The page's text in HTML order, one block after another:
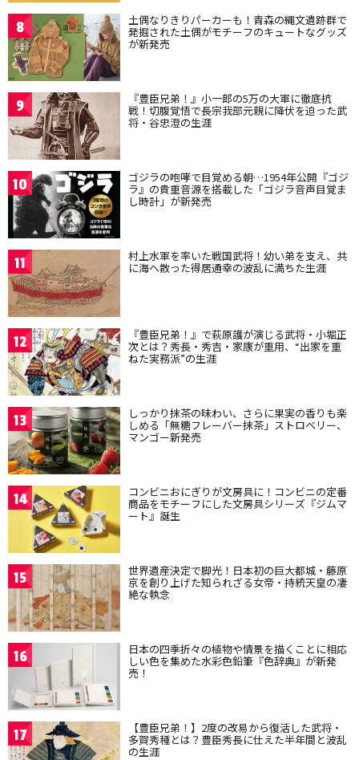
8 土偶なりきりパーカーも！青森の縄文遺跡群で
発掘された土偶がモチーフのキュートなグッズ
が新発売
9 『豊臣兄弟！』小一郎の5万の大軍に徹底抗
戦！切腹覚悟で長宗我部元親に降伏を迫った武
将・谷忠澄の生涯
10 ゴジラの咆哮で目覚める朝…1954年公開『ゴジ
ラ』の貴重音源を搭載した「ゴジラ音声目覚ま
し時計」が新発売
11 村上水軍を率いた戦国武将！幼い弟を支え、共
に海へ散った得居通幸の波乱に満ちた生涯
12 『豊臣兄弟！』で萩原護が演じる武将・小堀正
次とは？秀長・秀吉・家康が重用、“出家を重
ねた実務派”の生涯
13 しっかり抹茶の味わい、さらに果実の香りも楽
しめる「無糖フレーバー抹茶」ストロベリー、
マンゴー新発売
14 コンビニおにぎりが文房具に！コンビニの定番
商品をモチーフにした文房具シリーズ『ジムマ
ート』誕生
15 世界遺産決定で脚光！日本初の巨大都城・藤原
京を創り上げた知られざる女帝・持統天皇の凄
絶な執念
16 日本の四季折々の植物や情景を描くことに相応
しい色を集めた水彩色鉛筆『色辞典』が新発
売！
17 【豊臣兄弟！】2度の改易から復活した武将・
多賀秀種とは？豊臣秀長に仕えた半年間と波乱
の生涯